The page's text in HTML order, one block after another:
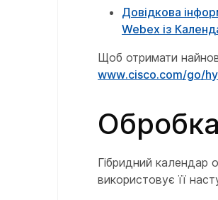
Довідкова
Webex із
Щоб отримати
www.cisco.com/​go/​
Гібридний календар
використовує її